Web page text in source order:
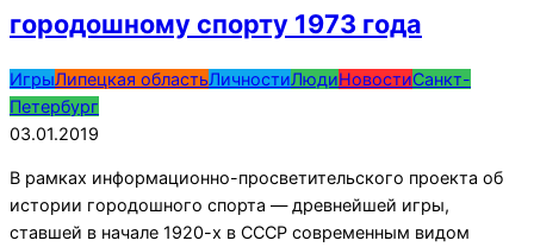
городошному спорту 1973 года
2019-
01-
03
ИгрыЛипецкая областьЛичностиЛюдиНовостиСанкт-
Петербург
03.01.2019
В рамках информационно-просветительского проекта об
истории городошного спорта — древнейшей игры,
ставшей в начале 1920-х в СССР современным видом